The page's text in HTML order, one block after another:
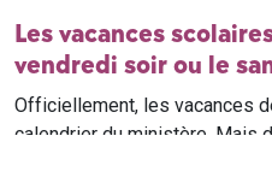
Les vacances
vendredi soir ou le
Officiellement, les vacances
calendrier du ministère. Mais